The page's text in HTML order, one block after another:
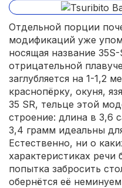
Отдельной порции
модификаций уже
носящая название
отрицательной
заглубляется на 1-1,2
краснопёрку, окуня,
35 SR, тельце этой
строение: длина в 3,6
3,4 грамм идеальны
Естественно, ни о
характеристиках
попытка забросить
обернётся её